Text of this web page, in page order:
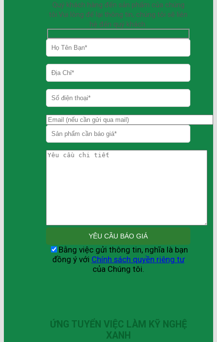
Quý khách hàng đến sản phẩm của chúng
tôi.Vui lòng để lại thông tin, chúng tôi sẽ liên
hệ đến quý khách.
Bằng việc gửi thông tin, nghĩa là bạn
đồng ý với Chính sách quyền riêng tư
của Chúng tôi.
ỨNG TUYỂN VIỆC LÀM KỸ NGHỆ
XANH